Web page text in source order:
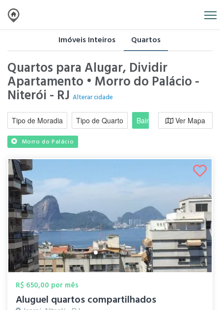
Imóveis Inteiros Quartos
Quartos para Alugar, Dividir
Apartamento • Morro do Palácio -
Niterói - RJ Alterar cidade
Tipo de Moradia Tipo de Quarto Bairro / RegiãoVer Mapa
Morro do Palácio
R$ 650,00 por mês
Aluguel quartos compartilhados